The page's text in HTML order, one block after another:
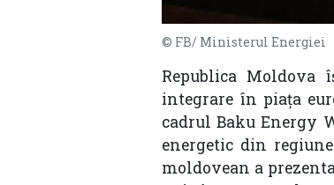
© FB/ Ministerul Energiei
Republica Moldova
integrare în piața
cadrul Baku Energy
energetic din
moldovean a